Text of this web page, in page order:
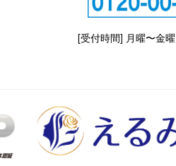
[受付時間] 月曜〜金